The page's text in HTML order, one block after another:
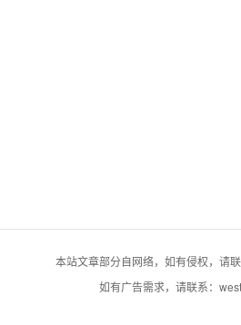
本站文章部分自网络，如有侵权，请
如有广告需求，请联系：